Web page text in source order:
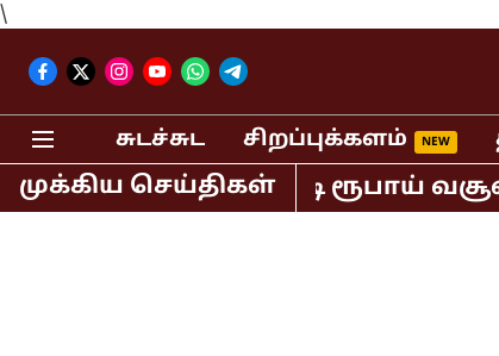
\
சுடச்சுட சிறப்புக்களம்
முக்கிய செய்திகள்
மட்டும் 400 கோடி ரூபாய்